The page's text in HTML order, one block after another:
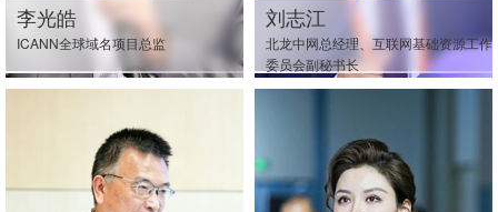
李光皓
ICANN全球域名项目总监
刘志江
北龙中网总经理、互联网基础资源工作
委员会副秘书长